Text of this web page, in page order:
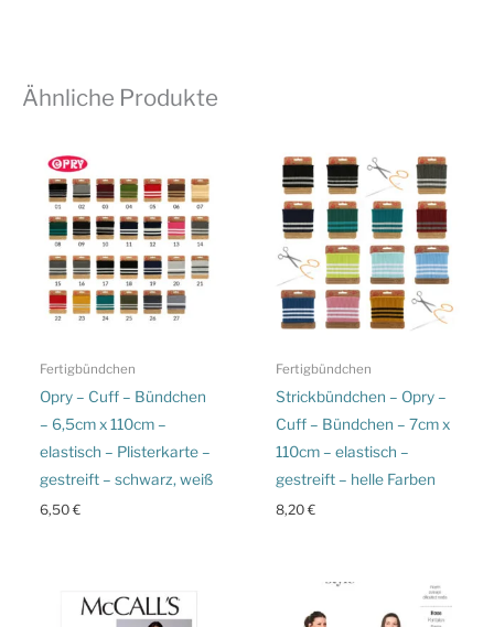
Ähnliche Produkte
Fertigbündchen
Opry – Cuff – Bündchen
– 6,5cm x 110cm –
elastisch – Plisterkarte –
gestreift – schwarz, weiß
6,50€
Fertigbündchen
Strickbündchen – Opry –
Cuff – Bündchen – 7cm x
110cm – elastisch –
gestreift – helle Farben
8,20€